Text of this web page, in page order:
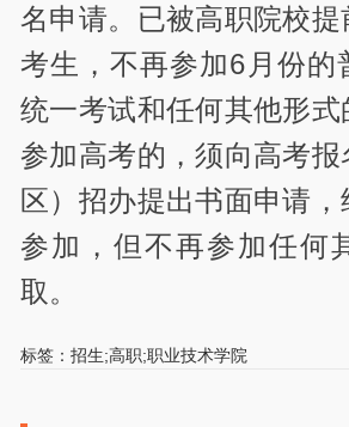
名申请。已被高职院校提
考生，不再参加6月份的
统一考试和任何其他形
参加高考的，须向高考报
区）招办提出书面申请
参加，但不再参加任何
取。
标签：招生;高职;职业技术学院